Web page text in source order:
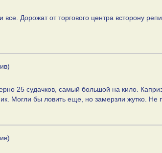
Дорожат от торгового центра всторону
25 судачков, самый большой на кило.
Могли бы ловить еще, но замерзли жутко. Не